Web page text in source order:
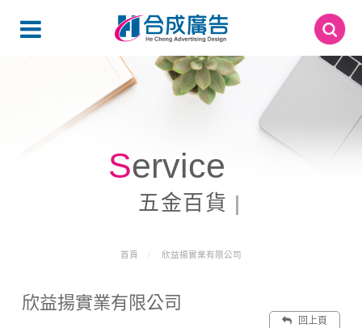
Service
五金百貨
首頁 欣益揚實業有限公司
欣益揚實業有限公司
回上頁